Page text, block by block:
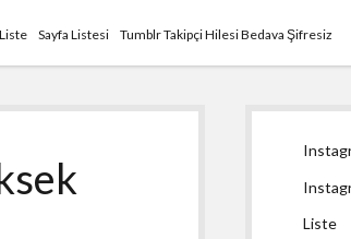
Liste Sayfa Listesi Tumblr Takipçi Hilesi Bedava Şifresiz
Menü
Liste